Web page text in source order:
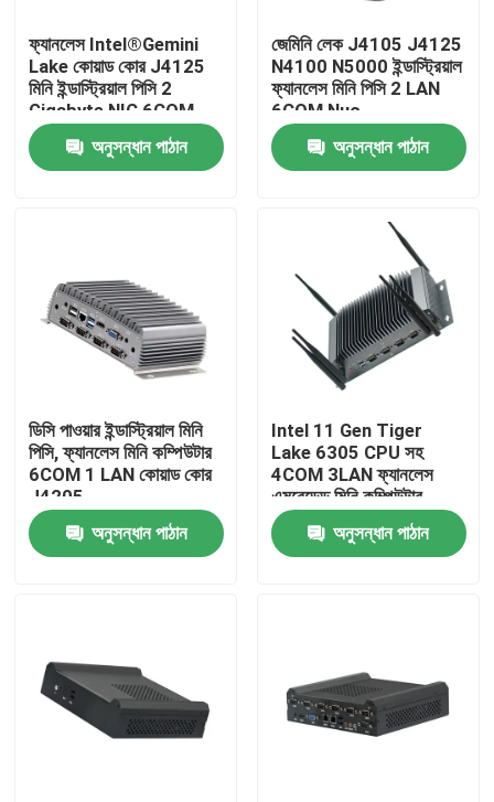
বাড়ি
আমাদের সম্পর্কে
কারখানা ভ্রমণ
মান নিয়ন্ত্রণ
আমাদের সাথে যোগাযোগ করুন
শিল্প প্যানেল পিসি
ফ্যানলেস Intel®Gemini
Lake কোয়াড কোর J4125
মিনি ইন্ডাস্ট্রিয়াল পিসি 2
Gigabyte NIC 6COM
Nuc
অনুসন্ধান পাঠান
জেমিনি লেক J4105 J4125
N4100 N5000 ইন্ডাস্ট্রিয়াল
ফ্যানলেস মিনি পিসি 2 LAN
6COM Nuc
অনুসন্ধান পাঠান
ডিসি পাওয়ার ইন্ডাস্ট্রিয়াল মিনি
পিসি, ফ্যানলেস মিনি কম্পিউটার
6COM 1 LAN কোয়াড কোর
J4205
অনুসন্ধান পাঠান
Intel 11 Gen Tiger
Lake 6305 CPU সহ
4COM 3LAN ফ্যানলেস
এমবেডেড মিনি কম্পিউটার
অনুসন্ধান পাঠান